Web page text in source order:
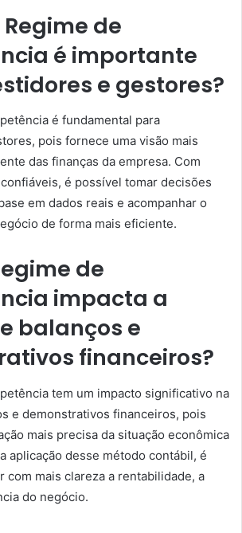
de
é importante
e gestores?
é fundamental para
pois fornece uma visão mais
das finanças da empresa. Com
é possível tomar decisões
em dados reais e acompanhar o
de forma mais eficiente.
de
impacta a
balanços e
financeiros?
tem um impacto significativo na
e demonstrativos financeiros, pois
mais precisa da situação econômica
aplicação desse método contábil, é
com mais clareza a rentabilidade, a
do negócio.